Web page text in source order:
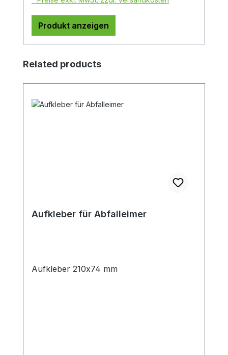
Produkt anzeigen
Produktgalerie überspringen
Related products
Aufkleber für Abfalleimer
Aufkleber 210x74 mm